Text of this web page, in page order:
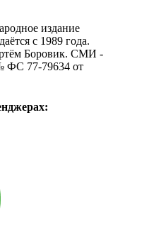
издание
с 1989 года.
Боровик. CМИ -
ФС 77-79634 от